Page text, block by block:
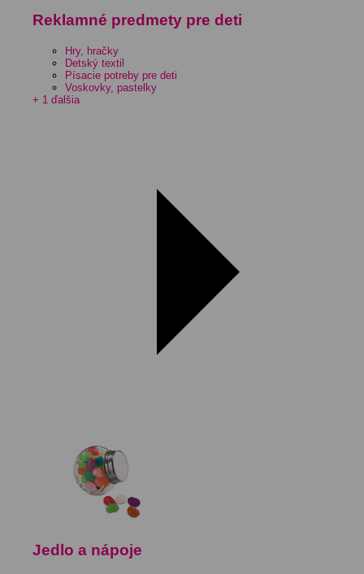
Reklamné predmety pre deti
Hry, hračky
Detský textil
Písacie potreby pre deti
Voskovky, pastelky
+ 1 ďalšia
Jedlo a nápoje